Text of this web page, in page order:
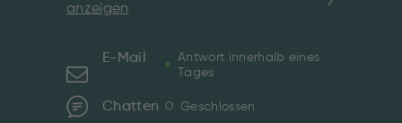
anzeigen
E-Mail
Antwort innerhalb eines
Tages
Chatten Geschlossen